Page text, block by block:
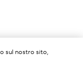
sul nostro sito,